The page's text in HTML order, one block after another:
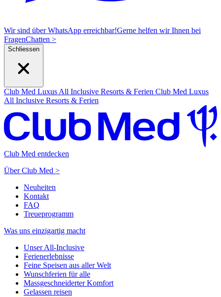
Wir sind über WhatsApp erreichbar!Gerne helfen wir Ihnen bei
FragenChatten >
Schliessen
Club Med Luxus All Inclusive Resorts & Ferien Club Med Luxus
All Inclusive Resorts & Ferien
Club Med entdecken
Über Club Med >
Neuheiten
Kontakt
FAQ
Treueprogramm
Was uns einzigartig macht
Unser All-Inclusive
Ferienerlebnisse
Feine Speisen aus aller Welt
Wunschferien für alle
Massgeschneiderter Komfort
Gelassen reisen